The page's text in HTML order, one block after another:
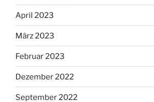
April 2023
März 2023
Februar 2023
Dezember 2022
September 2022